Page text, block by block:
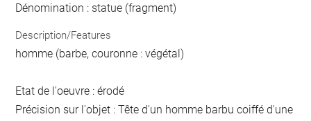
Dénomination : statue (fragment)
Description/Features
homme (barbe, couronne : végétal)
Etat de l'oeuvre : érodé
Précision sur l'objet : Tête d'un homme barbu coiffé d'une